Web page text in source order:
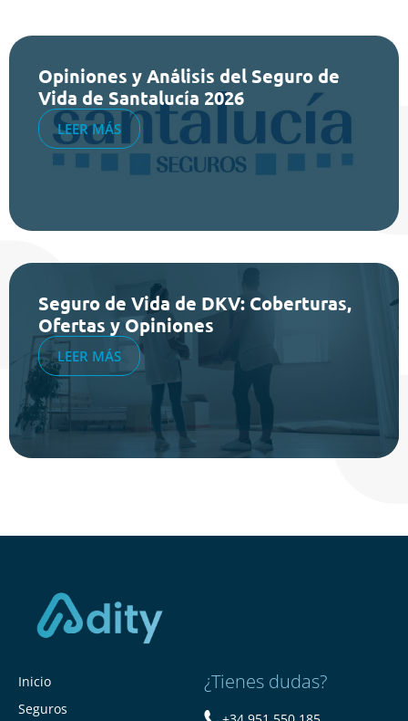
Opiniones y Análisis del Seguro de
Vida de Santalucía 2026
LEER MÁS
Seguro de Vida de DKV: Coberturas,
Ofertas y Opiniones
LEER MÁS
Inicio
Seguros
¿Tienes dudas?